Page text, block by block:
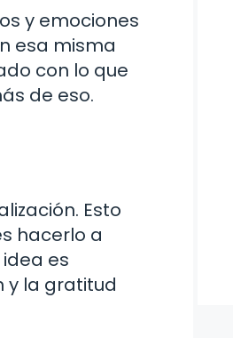
y emociones
esa misma
con lo que
de eso.
Esto
hacerlo a
es
y la gratitud